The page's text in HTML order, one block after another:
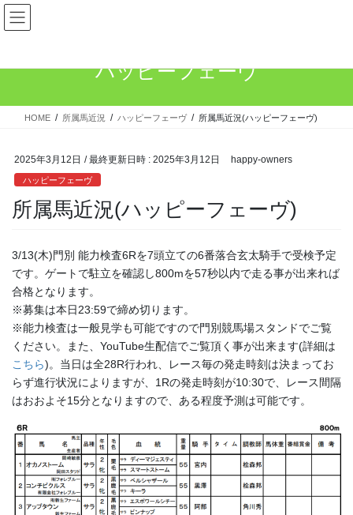
コ
ン
ス
ナ
ビ
ン
ハッピーフェーヴ
HOME 所属馬近況 ハッピーフェーヴ 所属馬近況(ハッピーフェーヴ)
2025年3月12日 / 最終更新日時 : 2025年3月12日 happy-owners
ハッピーフェーヴ
所属馬近況(ハッピーフェーヴ)
3/13(木)門別 能力検査6Rを7頭立ての6番落合玄太騎手で受検予定
です。ゲートで駐立を確認し800mを57秒以内で走る事が出来れば
合格となります。
※募集は本日23:59で締め切ります。
※能力検査は一般見学も可能ですので門別競馬場スタンドでご覧
ください。また、YouTube生配信でご覧頂く事が出来ます(詳細は
こちら)。当日は全28R行われ、レース毎の発走時刻は決まってお
らず進行状況によりますが、1Rの発走時刻が10:30で、レース間隔
はおおよそ15分となりますので、ある程度予測は可能です。